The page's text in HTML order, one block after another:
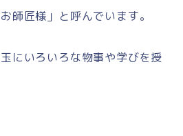
師匠様」と呼んでいます。
にいろいろな物事や学びを授